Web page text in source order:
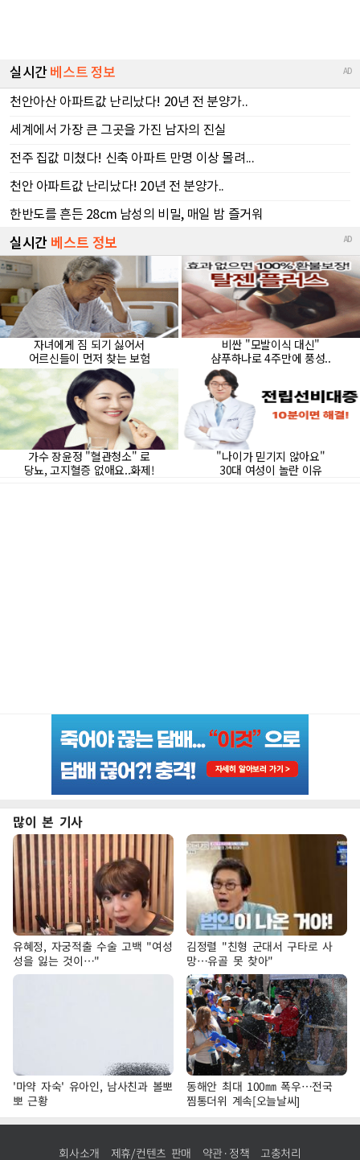
많이 본 기사
유혜정, 자궁적출 수술 고백 "여성
성을 잃는 것이…"
김정렬 "친형 군대서 구타로 사
망…유골 못 찾아"
'마약 자숙' 유아인, 남사친과 볼뽀
뽀 근황
동해안 최대 100㎜ 폭우…전국
찜통더위 계속[오늘날씨]
회사소개 제휴/컨텐츠 판매 약관·정책 고충처리